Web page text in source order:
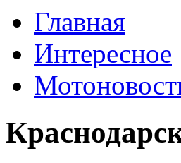
Главная
Интересное